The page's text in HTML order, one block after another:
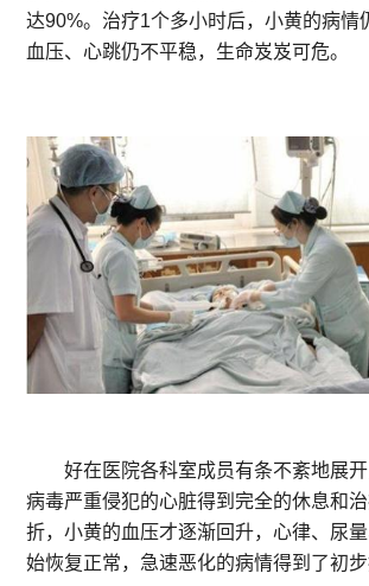
达90%。治疗1个多小时后，小黄的病情
血压、心跳仍不平稳，生命岌岌可危。
好在医院各科室成员有条不紊地展
病毒严重侵犯的心脏得到完全的休息和
折，小黄的血压才逐渐回升，心律、尿
始恢复正常，急速恶化的病情得到了初步